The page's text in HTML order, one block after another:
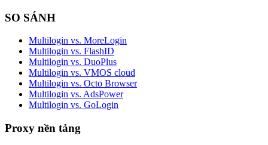
SO SÁNH
Multilogin vs. MoreLogin
Multilogin vs. FlashID
Multilogin vs. DuoPlus
Multilogin vs. VMOS cloud
Multilogin vs. Octo Browser
Multilogin vs. AdsPower
Multilogin vs. GoLogin
Proxy nền tảng